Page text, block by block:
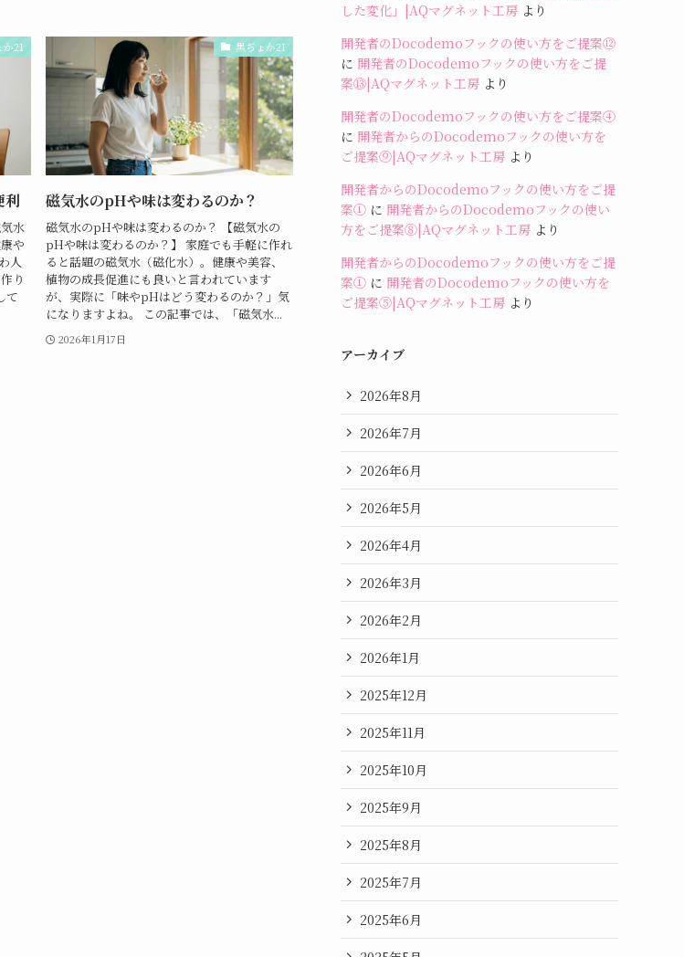
21
利
水
や
人
り
て
黒ぢょか21
磁気水のpHや味は変わるのか？
磁気水のpHや味は変わるのか？ 【磁気水の
pHや味は変わるのか？】 家庭でも手軽に作れ
ると話題の磁気水（磁化水）。健康や美容、
植物の成長促進にも良いと言われています
が、実際に「味やpHはどう変わるのか？」気
になりますよね。 この記事では、「磁気水...
2026年1月17日
した変化」|AQマグネット工房 より
開発者のDocodemoフックの使い方をご提案⑫
に 開発者のDocodemoフックの使い方をご提
案⑬|AQマグネット工房 より
開発者のDocodemoフックの使い方をご提案④
に 開発者からのDocodemoフックの使い方を
ご提案⑨|AQマグネット工房 より
開発者からのDocodemoフックの使い方をご提
案① に 開発者からのDocodemoフックの使い
方をご提案⑧|AQマグネット工房 より
開発者からのDocodemoフックの使い方をご提
案① に 開発者のDocodemoフックの使い方を
ご提案⑤|AQマグネット工房 より
アーカイブ
2026年8月
2026年7月
2026年6月
2026年5月
2026年4月
2026年3月
2026年2月
2026年1月
2025年12月
2025年11月
2025年10月
2025年9月
2025年8月
2025年7月
2025年6月